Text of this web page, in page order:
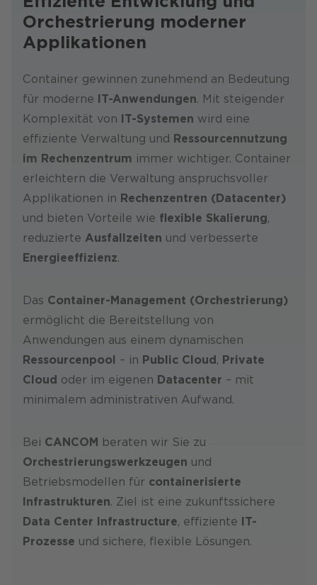
Orchestrierung moderner
Applikationen
Container gewinnen zunehmend an Bedeutung
für moderne IT-Anwendungen. Mit steigender
Komplexität von IT-Systemen wird eine
effiziente Verwaltung und Ressourcennutzung
im Rechenzentrum immer wichtiger. Container
erleichtern die Verwaltung anspruchsvoller
Applikationen in Rechenzentren (Datacenter)
und bieten Vorteile wie flexible Skalierung,
reduzierte Ausfallzeiten und verbesserte
Energieeffizienz.
Das Container-Management (Orchestrierung)
ermöglicht die Bereitstellung von
Anwendungen aus einem dynamischen
Ressourcenpool – in Public Cloud, Private
Cloud oder im eigenen Datacenter – mit
minimalem administrativen Aufwand.
Bei CANCOM beraten wir Sie zu
Orchestrierungswerkzeugen und
Betriebsmodellen für containerisierte
Infrastrukturen. Ziel ist eine zukunftssichere
Data Center Infrastructure, effiziente IT-
Prozesse und sichere, flexible Lösungen.